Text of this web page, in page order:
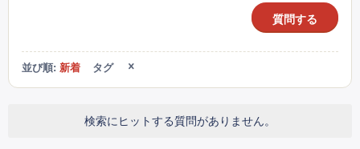
質問する
並び順: 新着 タグ
検索にヒットする質問がありません。